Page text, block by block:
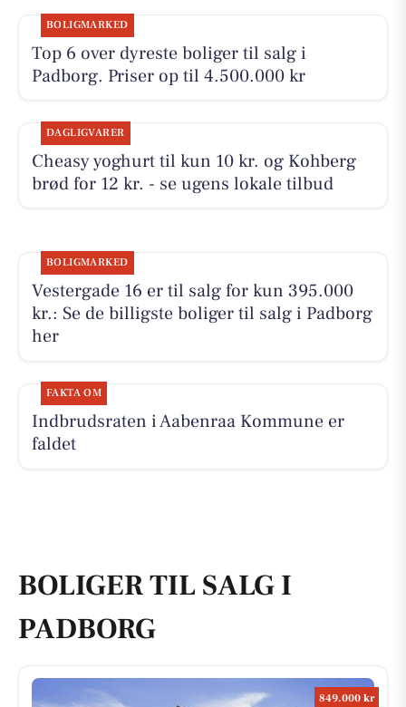
BOLIGMARKED
Top 6 over dyreste boliger til salg i
Padborg. Priser op til 4.500.000 kr
DAGLIGVARER
Cheasy yoghurt til kun 10 kr. og Kohberg
brød for 12 kr. - se ugens lokale tilbud
BOLIGMARKED
Vestergade 16 er til salg for kun 395.000
kr.: Se de billigste boliger til salg i Padborg
her
FAKTA OM
Indbrudsraten i Aabenraa Kommune er
faldet
BOLIGER TIL SALG I
PADBORG
849.000 kr